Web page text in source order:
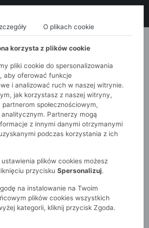
QUIOSQUE
2-7 lat
dla dziewczynki z odblaskami
O plikach cookie
korzysta z plików cookie
pliki cookie do spersonalizowania
aby oferować funkcje
i analizować ruch w naszej witrynie.
jak korzystasz z naszej witryny,
społecznościowym,
Partnerzy mogą
z innymi danymi otrzymanymi
podczas korzystania z ich
plików cookies możesz
przycisku Spersonalizuj.
na instalowanie na Twoim
plików cookies wszystkich
kategorii, kliknij przycisk Zgoda.